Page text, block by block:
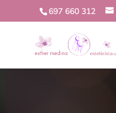
697 660 312